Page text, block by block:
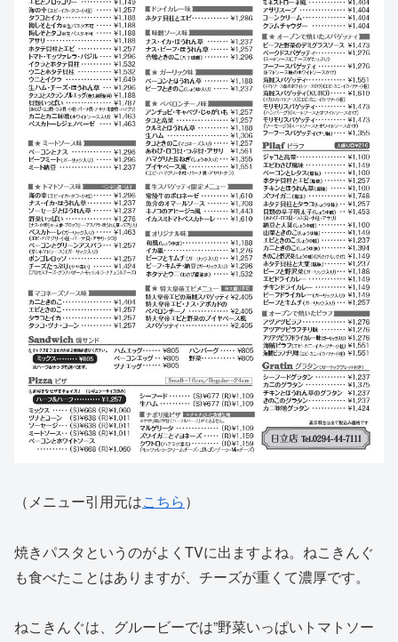
（メニュー引用元はこちら）
焼きパスタというのがよくTVに出ますよね。ねこきんぐ
も食べたことはありますが、チーズが重くて濃厚です。
ねこきんぐは、グルービーでは”野菜いっぱいトマトソー